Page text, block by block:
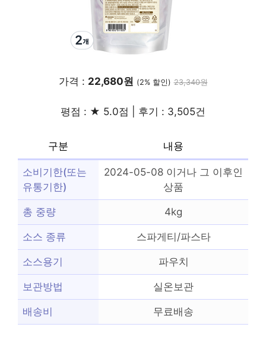
가격 : 22,680원 (2% 할인) 23,340원
평점 : ★ 5.0점 | 후기 : 3,505건
구분 내용
소비기한(또는
유통기한)
2024-05-08 이거나 그 이후인
상품
총 중량 4kg
소스 종류 스파게티/파스타
소스용기 파우치
보관방법 실온보관
배송비 무료배송